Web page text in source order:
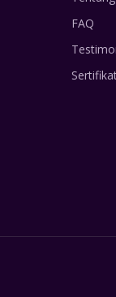
FAQ